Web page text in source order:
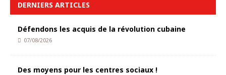
DERNIERS ARTICLES
Défendons les acquis de la révolution cubaine
07/08/2026
Des moyens pour les centres sociaux !